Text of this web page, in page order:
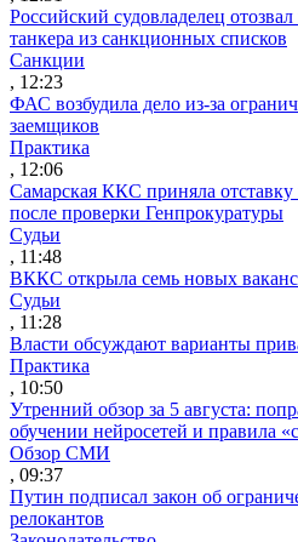
Российский судовладелец
танкера из санкционных списков
Санкции
, 12:23
ФАС возбудила дело из-за
заемщиков
Практика
, 12:06
Самарская ККС приняла
после проверки Генпрокуратуры
Судьи
, 11:48
ВККС открыла семь новых
Судьи
, 11:28
Власти обсуждают варианты
Практика
, 10:50
Утренний обзор за 5 августа:
обучении нейросетей и правила
Обзор СМИ
, 09:37
Путин подписал закон об
релокантов